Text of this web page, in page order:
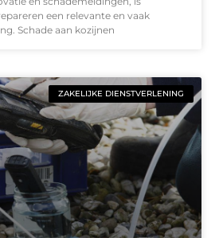
een relevante en vaak
Schade aan kozijnen
ZAKELIJKE DIENSTVERLENING